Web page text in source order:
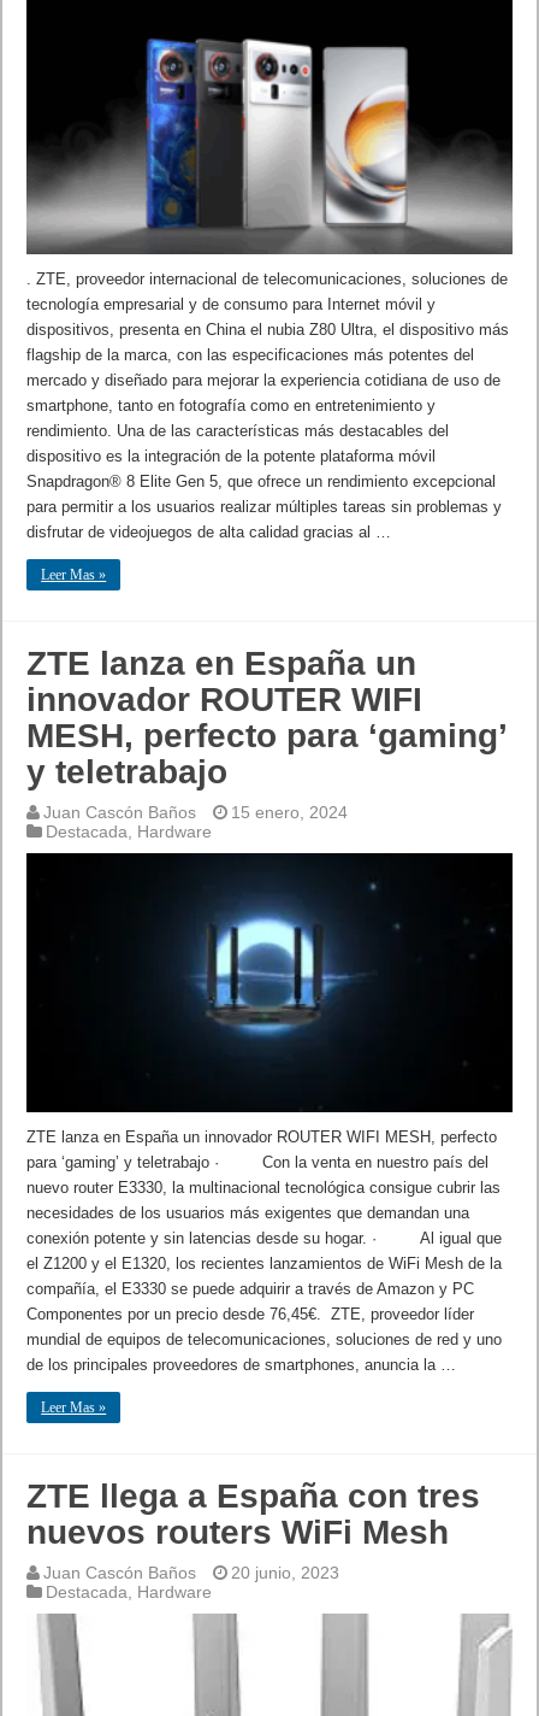
. ZTE, proveedor internacional de telecomunicaciones, soluciones de
tecnología empresarial y de consumo para Internet móvil y
dispositivos, presenta en China el nubia Z80 Ultra, el dispositivo más
flagship de la marca, con las especificaciones más potentes del
mercado y diseñado para mejorar la experiencia cotidiana de uso de
smartphone, tanto en fotografía como en entretenimiento y
rendimiento. Una de las características más destacables del
dispositivo es la integración de la potente plataforma móvil
Snapdragon® 8 Elite Gen 5, que ofrece un rendimiento excepcional
para permitir a los usuarios realizar múltiples tareas sin problemas y
disfrutar de videojuegos de alta calidad gracias al …
Leer Mas »
ZTE lanza en España un
innovador ROUTER WIFI
MESH, perfecto para ‘gaming’
y teletrabajo
Juan Cascón Baños
15 enero, 2024
Destacada
Hardware
ZTE lanza en España un innovador ROUTER WIFI MESH, perfecto
para ‘gaming’ y teletrabajo · Con la venta en nuestro país del
nuevo router E3330, la multinacional tecnológica consigue cubrir las
necesidades de los usuarios más exigentes que demandan una
conexión potente y sin latencias desde su hogar. · Al igual que
el Z1200 y el E1320, los recientes lanzamientos de WiFi Mesh de la
compañía, el E3330 se puede adquirir a través de Amazon y PC
Componentes por un precio desde 76,45€. ZTE, proveedor líder
mundial de equipos de telecomunicaciones, soluciones de red y uno
de los principales proveedores de smartphones, anuncia la …
Leer Mas »
ZTE llega a España con tres
nuevos routers WiFi Mesh
Juan Cascón Baños
20 junio, 2023
Destacada
Hardware